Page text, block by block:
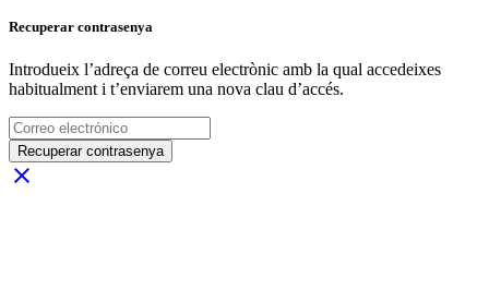
Recuperar contrasenya
Introdueix l’adreça de correu electrònic amb la qual accedeixes
habitualment i t’enviarem una nova clau d’accés.
Recuperar contrasenya
close